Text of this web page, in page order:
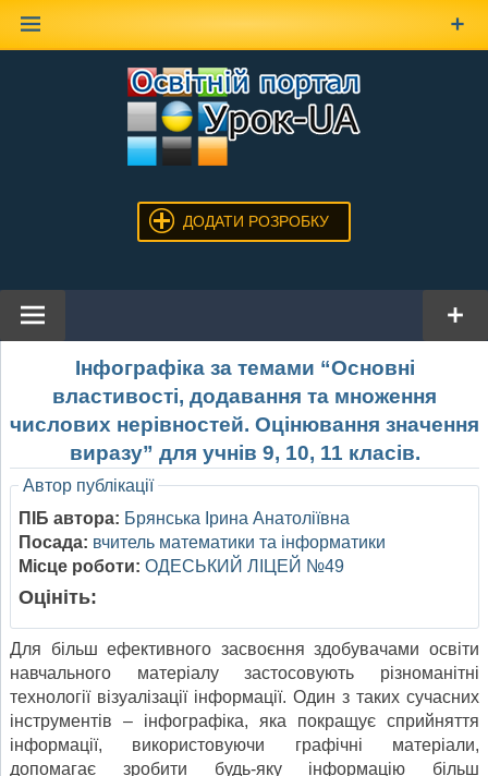
ДОДАТИ РОЗРОБКУ
Інфографіка за темами “Основні
властивості, додавання та множення
числових нерівностей. Оцінювання значення
виразу” для учнів 9, 10, 11 класів.
Автор публікації
ПІБ автора: Брянська Ірина Анатоліївна
Посада: вчитель математики та інформатики
Місце роботи: ОДЕСЬКИЙ ЛІЦЕЙ №49
Оцініть:
Для більш ефективного засвоєння здобувачами освіти
навчального матеріалу застосовують різноманітні
технології візуалізації інформації. Один з таких сучасних
інструментів – інфографіка, яка покращує сприйняття
інформації, використовуючи графічні матеріали,
допомагає зробити будь-яку інформацію більш